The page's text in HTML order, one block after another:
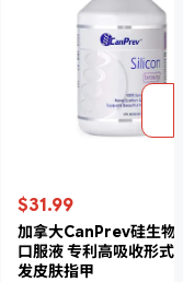
$31.99
加拿大CanPrev硅生物
口服液 专利高吸收形式
发皮肤指甲